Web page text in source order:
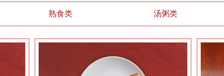
熟食类 汤粥类